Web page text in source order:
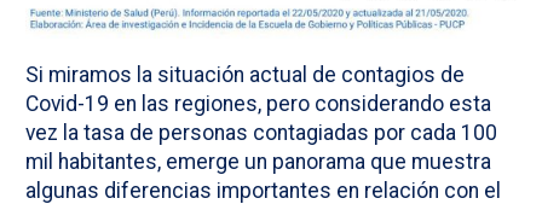
Si miramos la situación actual de contagios de
Covid-19 en las regiones, pero considerando esta
vez la tasa de personas contagiadas por cada 100
mil habitantes, emerge un panorama que muestra
algunas diferencias importantes en relación con el